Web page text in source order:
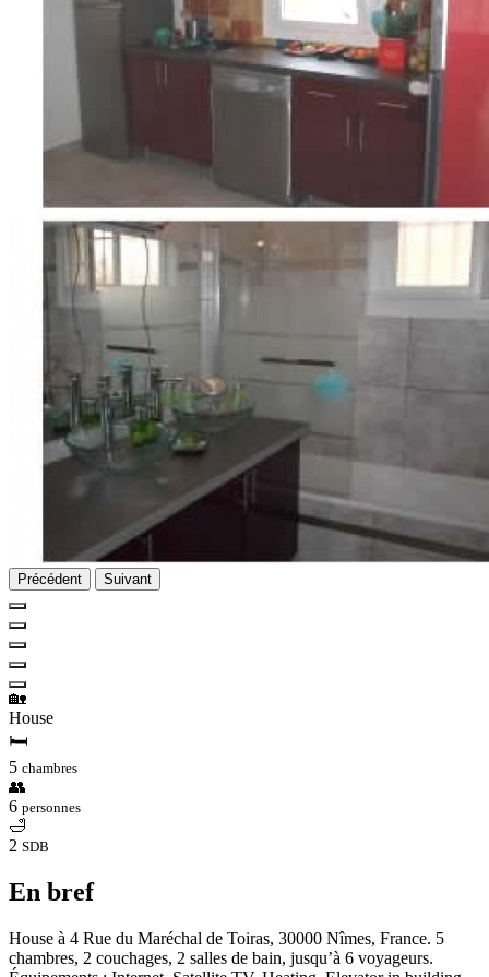
Précédent Suivant
🏡
House
🛏
5 chambres
👥
6 personnes
🛁
2 SDB
En bref
House à 4 Rue du Maréchal de Toiras, 30000 Nîmes, France. 5
chambres, 2 couchages, 2 salles de bain, jusqu’à 6 voyageurs.